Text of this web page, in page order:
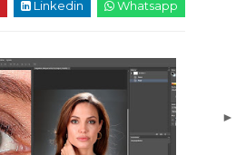
Linkedin Whatsapp
►